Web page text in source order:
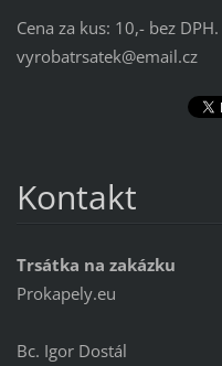
Cena za kus: 10,- bez
vyrobatrsatek@email.cz
Kontakt
Trsátka na zakázku
Prokapely.eu
Bc. Igor Dostál